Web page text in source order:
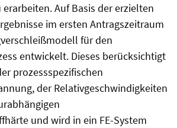
Auf Basis der erzielten
im ersten Antragszeitraum
für den
entwickelt. Dieses berücksichtigt
prozessspezifischen
der Relativgeschwindigkeiten
und wird in ein FE-System